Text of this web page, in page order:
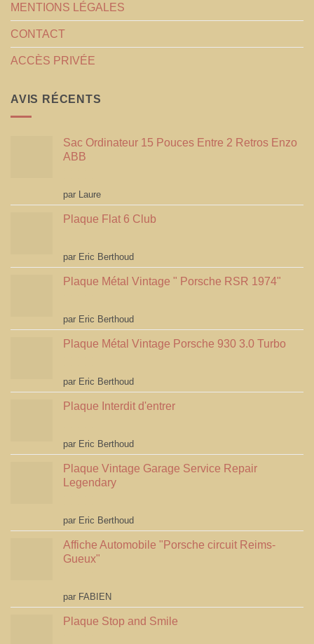
MENTIONS LÉGALES
CONTACT
ACCÈS PRIVÉE
AVIS RÉCENTS
Sac Ordinateur 15 Pouces Entre 2 Retros Enzo
ABB
Note5sur 5
par Laure
Plaque Flat 6 Club
Note5sur 5
par Eric Berthoud
Plaque Métal Vintage " Porsche RSR 1974"
Note5sur 5
par Eric Berthoud
Plaque Métal Vintage Porsche 930 3.0 Turbo
Note5sur 5
par Eric Berthoud
Plaque Interdit d'entrer
Note5sur 5
par Eric Berthoud
Plaque Vintage Garage Service Repair
Legendary
Note5sur 5
par Eric Berthoud
Affiche Automobile "Porsche circuit Reims-
Gueux"
Note5sur 5
par FABIEN
Plaque Stop and Smile